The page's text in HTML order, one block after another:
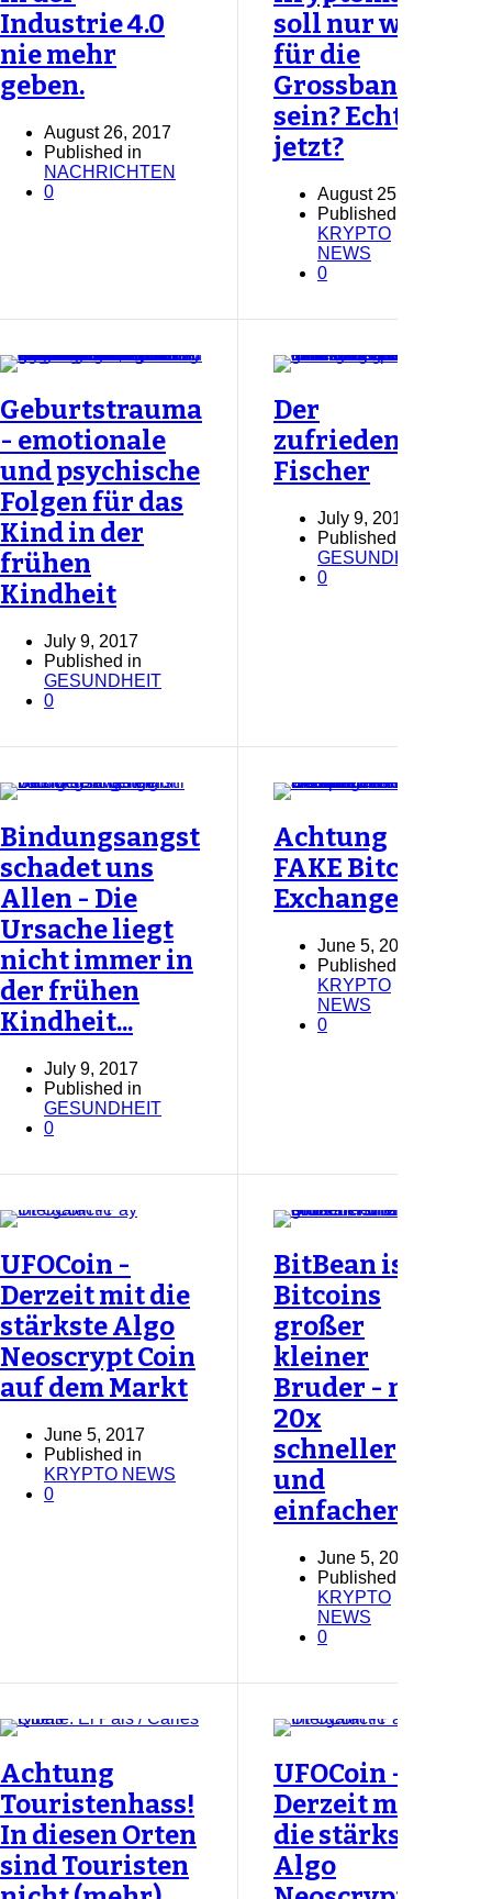
Industrie 4.0
nie mehr
geben.
August 26, 2017
Published in
NACHRICHTEN
0
soll nur was
für die
Grossbanken
sein? Echt
jetzt?
August 25, 2017
Published in
KRYPTO
NEWS
0
Geburtstrauma
- emotionale
und psychische
Folgen für das
Kind in der
frühen
Kindheit
July 9, 2017
Published in
GESUNDHEIT
0
Der
zufriedene
Fischer
July 9, 2017
Published in
GESUNDHEIT
0
Bindungsangst
schadet uns
Allen - Die
Ursache liegt
nicht immer in
der frühen
Kindheit...
July 9, 2017
Published in
GESUNDHEIT
0
Achtung
FAKE Bitcoin
Exchange!
June 5, 2017
Published in
KRYPTO
NEWS
0
UFOCoin -
Derzeit mit die
stärkste Algo
Neoscrypt Coin
auf dem Markt
June 5, 2017
Published in
KRYPTO NEWS
0
BitBean ist
Bitcoins
großer
kleiner
Bruder - nur
20x
schneller
und
einfacher...
June 5, 2017
Published in
KRYPTO
NEWS
0
Achtung
Touristenhass!
In diesen Orten
sind Touristen
UFOCoin -
Derzeit mit
die stärkste
Algo